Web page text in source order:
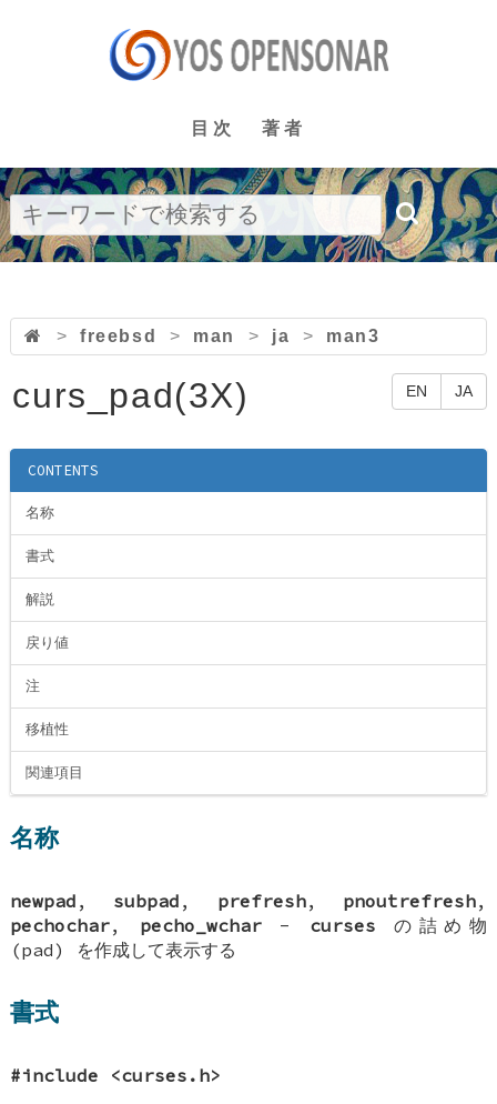
目次 著者
> freebsd > man > ja > man3
EN JA
curs_pad(3X)
CONTENTS
名称
書式
解説
戻り値
注
移植性
関連項目
名称
newpad , subpad , prefresh, pnoutrefresh,
pechochar, pecho_wchar- curses の詰め物
(pad) を作成して表示する
書式
#include <curses.h>